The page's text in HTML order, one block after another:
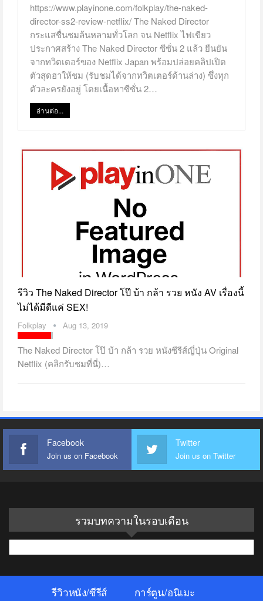
https://www.playinone.com/folkplay/the-naked-
director-ss2-review-netflix/ The Naked Director
กระแสชื่นชมล้นหลามทั่วโลก จน Netflix ไฟเขียว
ประกาศสร้าง The Naked Director ซีซั่น 2 แล้ว ยืนยัน
จากทวิตเตอร์ของ Netflix Japan พร้อมปล่อยคลิปเปิด
ตัวสุดฮาให้ชม (รับชมได้จากทวิตเตอร์ด้านล่าง) ซึ่งทุก
ตัวละครยังอยู่ โดยเนื้อหาซีซั่น 2…
อ่านต่อ...
รีวิว The Naked Director โป๊ บ้า กล้า รวย หนัง AV เรื่องนี้
ไม่ได้มีดีแค่ SEX!
Folkplay Aug 13, 2019
The Naked Director โป๊ บ้า กล้า รวย หนังซีรีส์ญี่ปุ่น Original
Netflix (คลิกรับชมที่นี่)…
Facebook
Join us on Facebook
Twitter
Join us on Twitter
รวมบทความในรอบเดือน
ใน
รีวิวหนัง/ซีรีส์ การ์ตูน/อนิเมะ